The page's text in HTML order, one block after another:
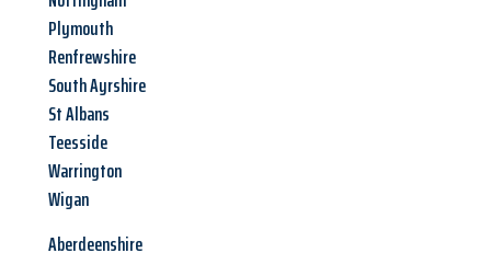
Plymouth
Renfrewshire
South Ayrshire
St Albans
Teesside
Warrington
Wigan
Aberdeenshire